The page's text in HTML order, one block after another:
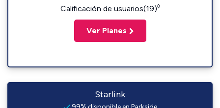
Calificación de usuarios(19)◊
Ver Planes
Starlink